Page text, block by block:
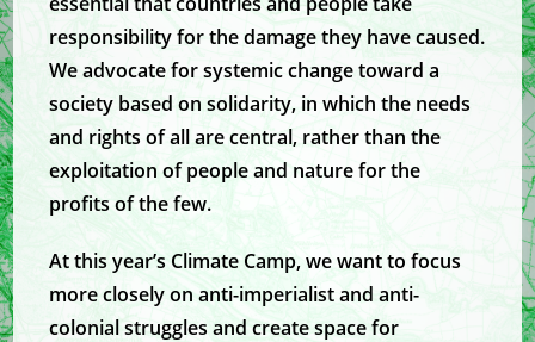
responsibility for the damage they have caused.
We advocate for systemic change toward a
society based on solidarity, in which the needs
and rights of all are central, rather than the
exploitation of people and nature for the
profits of the few.
At this year’s Climate Camp, we want to focus
more closely on anti-imperialist and anti-
colonial struggles and create space for